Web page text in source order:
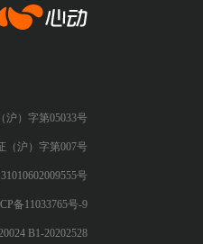
沪）字第05033号
（沪）字第007号
号
备11033765号-9
B1-20202528
动网络